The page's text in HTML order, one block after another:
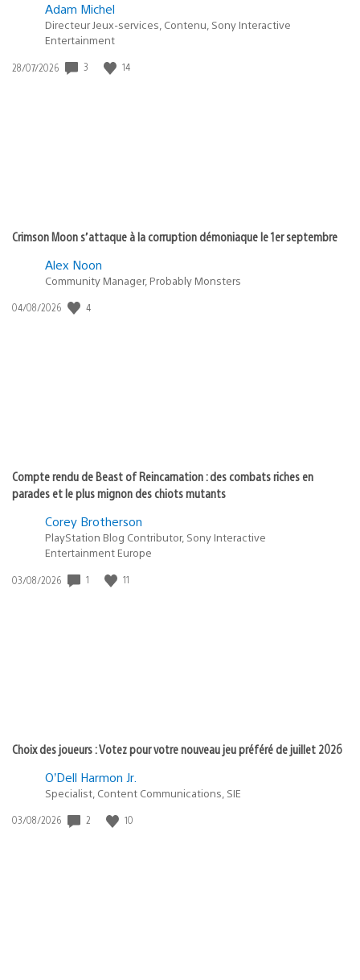
Adam Michel
Directeur Jeux-services, Contenu, Sony Interactive
Entertainment
Date
28/07/2026 3 14
Crimson Moon s’attaque à la corruption démoniaque le 1er septembre
Alex Noon
Community Manager, Probably Monsters
Date
04/08/2026 4
Compte rendu de Beast of Reincarnation : des combats riches en
parades et le plus mignon des chiots mutants
Corey Brotherson
PlayStation Blog Contributor, Sony Interactive
Entertainment Europe
Date
03/08/2026 1 11
Choix des joueurs : Votez pour votre nouveau jeu préféré de juillet 2026
O’Dell Harmon Jr.
Specialist, Content Communications, SIE
Date
03/08/2026 2 10